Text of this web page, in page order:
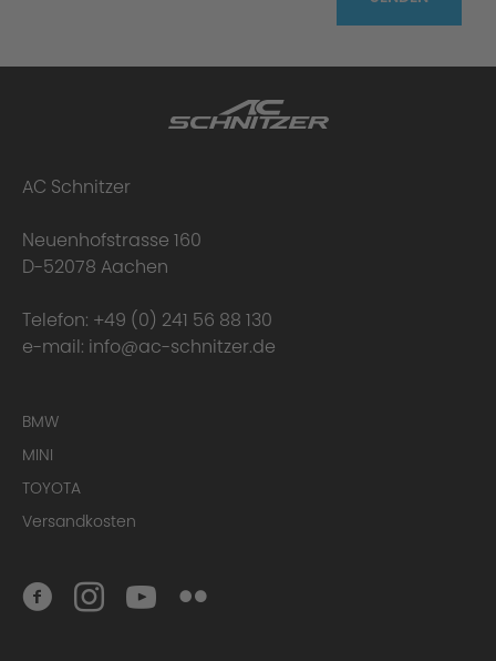
AC Schnitzer
Neuenhofstrasse 160
D-52078 Aachen
Telefon: +49 (0) 241 56 88 130
e-mail: info@ac-schnitzer.de
BMW
MINI
TOYOTA
Versandkosten